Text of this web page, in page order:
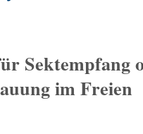
Sektempfang
im Freien